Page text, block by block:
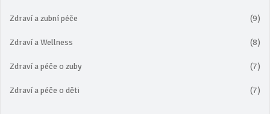
Zdraví a zubní péče (9)
Zdraví a Wellness (8)
Zdraví a péče o zuby (7)
Zdraví a péče o děti (7)